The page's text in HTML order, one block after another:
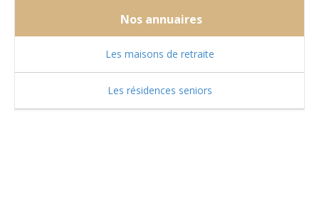
Nos annuaires
Les maisons de retraite
Les résidences seniors